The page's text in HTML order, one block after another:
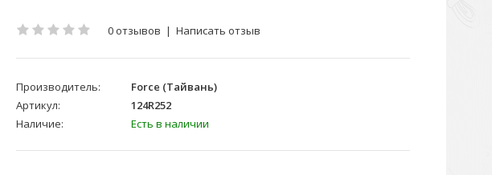
0 отзывов | Написать отзыв
Производитель:
Force (Тайвань)
Артикул:
124R252
Наличие:
Есть в наличии